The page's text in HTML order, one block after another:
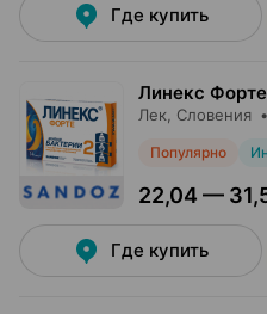
Где купить
Линекс
Лек , Словения •
Популярно
22,04 —
Где купить